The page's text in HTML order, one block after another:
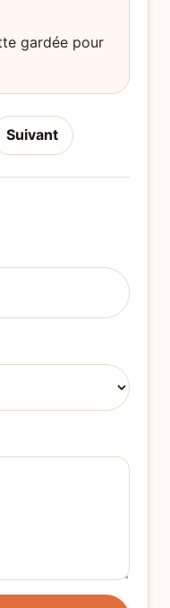
gardée pour
Suivant